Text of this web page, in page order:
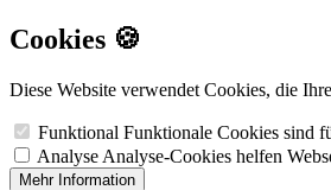
Cookies 🍪
Diese Website verwendet Cookies, die
Funktional Funktionale Cookies sind
Analyse Analyse-Cookies helfen
Mehr Information